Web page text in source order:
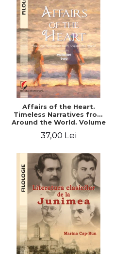
Affairs of the Heart.
Timeless Narratives from
Around the World. Volume
37,00 Lei